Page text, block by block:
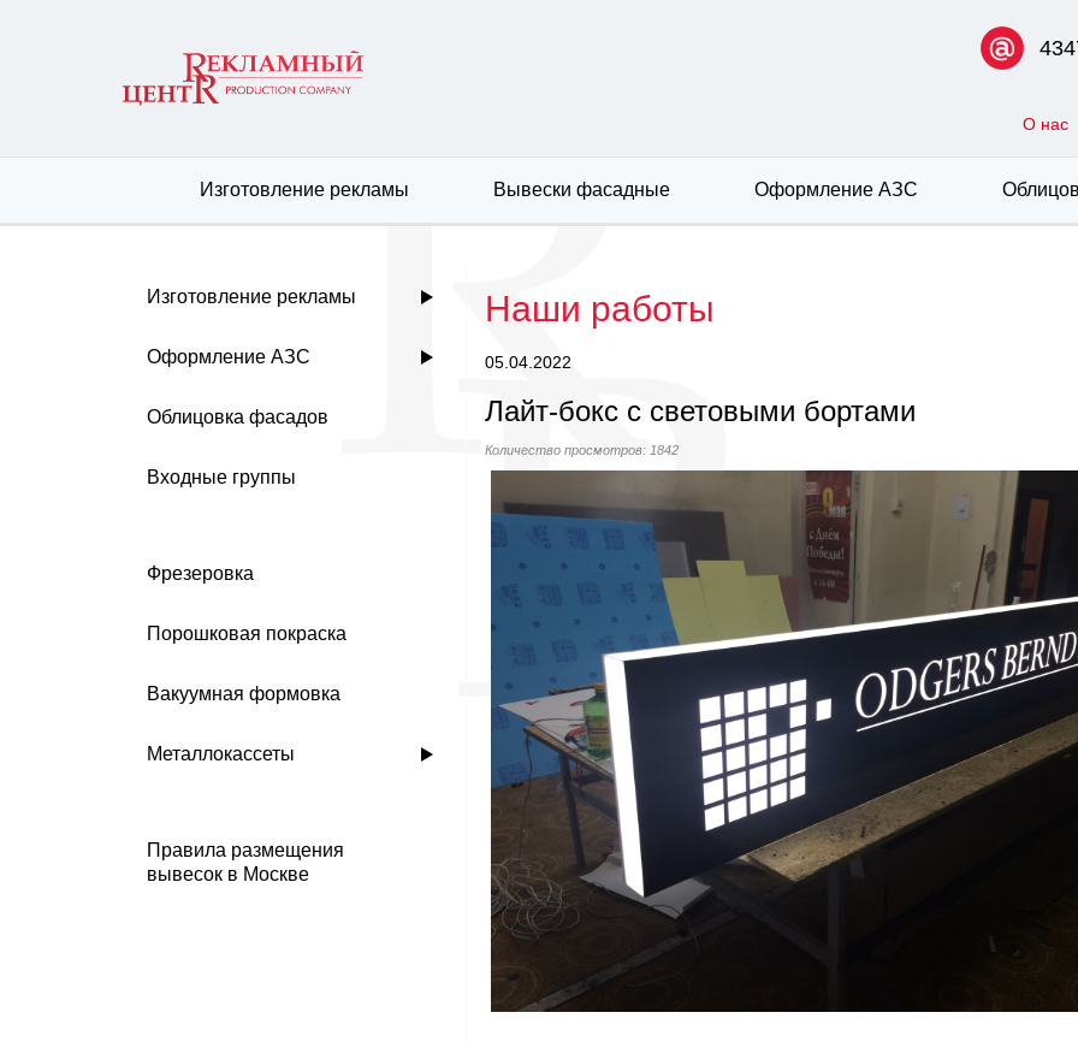
О нас
Изготовление рекламы Вывески фасадные Оформление АЗС
Изготовление рекламы
Оформление АЗС
Облицовка фасадов
Входные группы
Фрезеровка
Порошковая покраска
Вакуумная формовка
Металлокассеты
Правила размещения
вывесок в Москве
Наши работы
05.04.2022
Лайт-бокс с световыми бортами
Количество просмотров: 1842